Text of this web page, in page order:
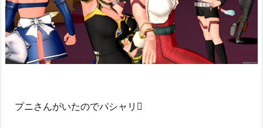
プニさんがいたのでパシャリ